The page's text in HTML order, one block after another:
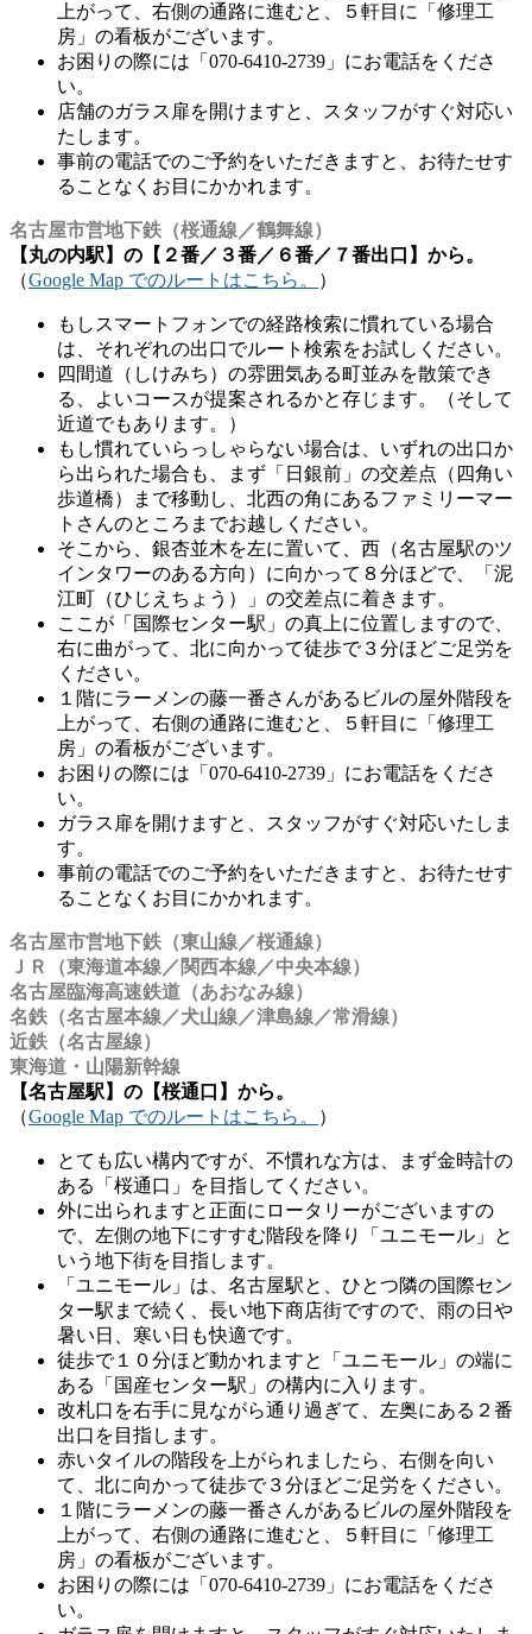
上がって、右側の通路に進むと、５軒目に「修理工
房」の看板がございます。
お困りの際には「070-6410-2739」にお電話をくださ
い。
店舗のガラス扉を開けますと、スタッフがすぐ対応い
たします。
事前の電話でのご予約をいただきますと、お待たせす
ることなくお目にかかれます。
名古屋市営地下鉄（桜通線／鶴舞線）
【丸の内駅】の【２番／３番／６番／７番出口】から。
（Google Map でのルートはこちら。 ）
もしスマートフォンでの経路検索に慣れている場合
は、それぞれの出口でルート検索をお試しください。
四間道（しけみち）の雰囲気ある町並みを散策でき
る、よいコースが提案されるかと存じます。（そして
近道でもあります。）
もし慣れていらっしゃらない場合は、いずれの出口か
ら出られた場合も、まず「日銀前」の交差点（四角い
歩道橋）まで移動し、北西の角にあるファミリーマー
トさんのところまでお越しください。
そこから、銀杏並木を左に置いて、西（名古屋駅のツ
インタワーのある方向）に向かって８分ほどで、「泥
江町（ひじえちょう）」の交差点に着きます。
ここが「国際センター駅」の真上に位置しますので、
右に曲がって、北に向かって徒歩で３分ほどご足労を
ください。
１階にラーメンの藤一番さんがあるビルの屋外階段を
上がって、右側の通路に進むと、５軒目に「修理工
房」の看板がございます。
お困りの際には「070-6410-2739」にお電話をくださ
い。
ガラス扉を開けますと、スタッフがすぐ対応いたしま
す。
事前の電話でのご予約をいただきますと、お待たせす
ることなくお目にかかれます。
名古屋市営地下鉄（東山線／桜通線）
ＪＲ（東海道本線／関西本線／中央本線）
名古屋臨海高速鉄道（あおなみ線）
名鉄（名古屋本線／犬山線／津島線／常滑線）
近鉄（名古屋線）
東海道・山陽新幹線
【名古屋駅】の【桜通口】から。
（Google Map でのルートはこちら。 ）
とても広い構内ですが、不慣れな方は、まず金時計の
ある「桜通口」を目指してください。
外に出られますと正面にロータリーがございますの
で、左側の地下にすすむ階段を降り「ユニモール」と
いう地下街を目指します。
「ユニモール」は、名古屋駅と、ひとつ隣の国際セン
ター駅まで続く、長い地下商店街ですので、雨の日や
暑い日、寒い日も快適です。
徒歩で１０分ほど動かれますと「ユニモール」の端に
ある「国産センター駅」の構内に入ります。
改札口を右手に見ながら通り過ぎて、左奥にある２番
出口を目指します。
赤いタイルの階段を上がられましたら、右側を向い
て、北に向かって徒歩で３分ほどご足労をください。
１階にラーメンの藤一番さんがあるビルの屋外階段を
上がって、右側の通路に進むと、５軒目に「修理工
房」の看板がございます。
お困りの際には「070-6410-2739」にお電話をくださ
い。